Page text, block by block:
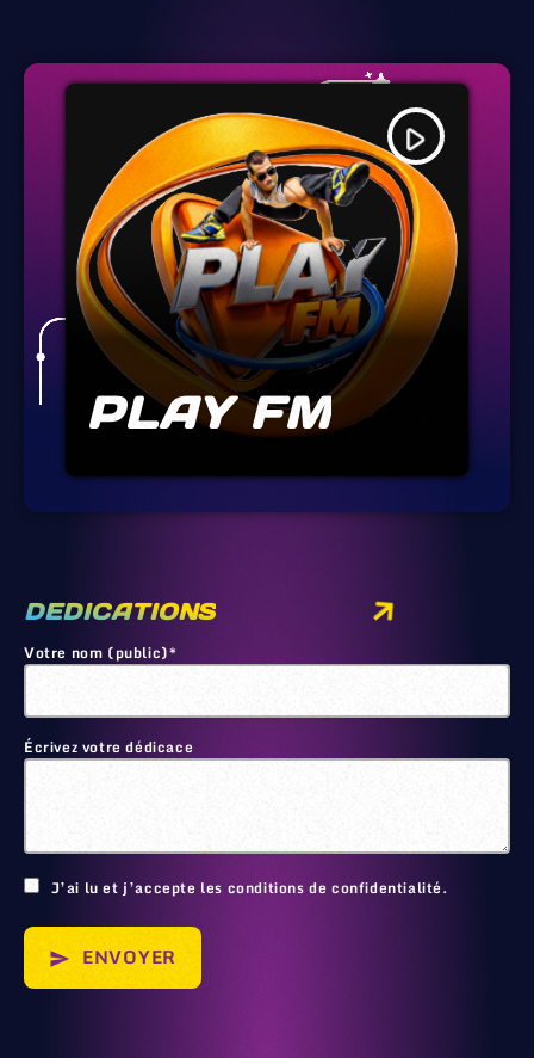
play_arrow
PLAY FM
DEDICATIONS
Votre nom (public)*
Écrivez votre dédicace
J’ai lu et j’accepte les conditions de confidentialité.
send ENVOYER